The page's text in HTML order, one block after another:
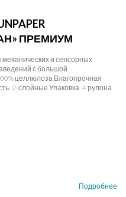
ПРЕМИУМ
и сенсорных
с большой
целлюлоза Влагопрочная
2-слойные Упаковка: 4 рулона
Подробнее